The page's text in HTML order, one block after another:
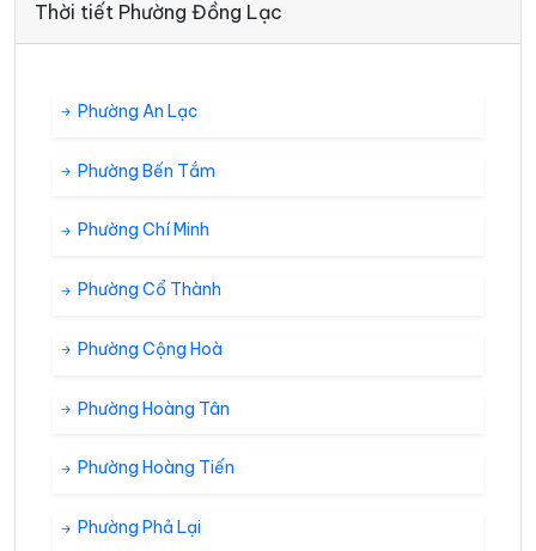
Thời tiết Phường Đồng Lạc
Phường An Lạc
Phường Bến Tắm
Phường Chí Minh
Phường Cổ Thành
Phường Cộng Hoà
Phường Hoàng Tân
Phường Hoàng Tiến
Phường Phả Lại